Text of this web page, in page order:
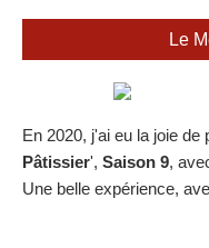
Le
En 2020, j'ai eu la joie de
Pâtissier', Saison 9,
Une belle expérience,